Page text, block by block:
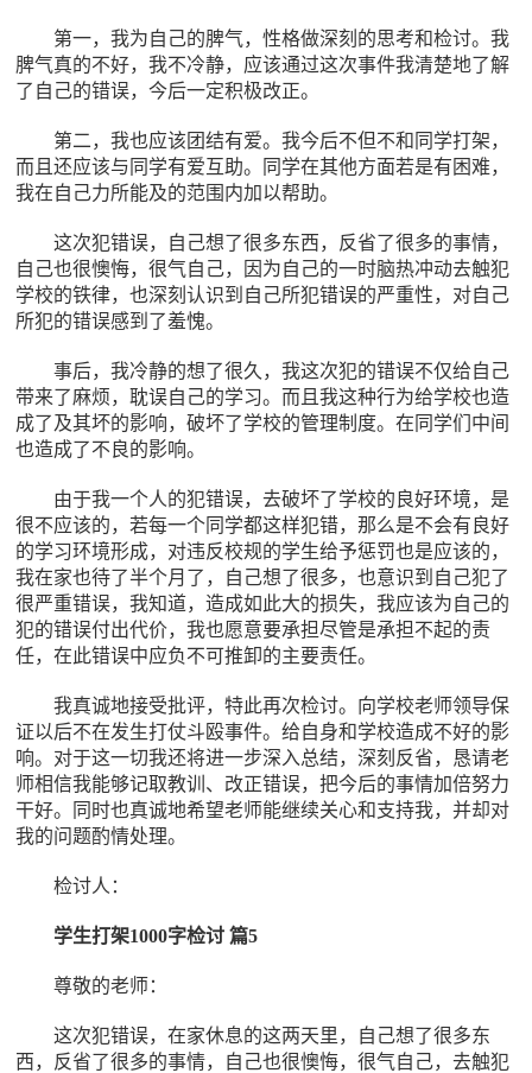
第一，我为自己的脾气，性格做深刻的思考和检讨。我
脾气真的不好，我不冷静，应该通过这次事件我清楚地了解
了自己的错误，今后一定积极改正。
第二，我也应该团结有爱。我今后不但不和同学打架，
而且还应该与同学有爱互助。同学在其他方面若是有困难，
我在自己力所能及的范围内加以帮助。
这次犯错误，自己想了很多东西，反省了很多的事情，
自己也很懊悔，很气自己，因为自己的一时脑热冲动去触犯
学校的铁律，也深刻认识到自己所犯错误的严重性，对自己
所犯的错误感到了羞愧。
事后，我冷静的想了很久，我这次犯的错误不仅给自己
带来了麻烦，耽误自己的学习。而且我这种行为给学校也造
成了及其坏的影响，破坏了学校的管理制度。在同学们中间
也造成了不良的影响。
由于我一个人的犯错误，去破坏了学校的良好环境，是
很不应该的，若每一个同学都这样犯错，那么是不会有良好
的学习环境形成，对违反校规的学生给予惩罚也是应该的，
我在家也待了半个月了，自己想了很多，也意识到自己犯了
很严重错误，我知道，造成如此大的损失，我应该为自己的
犯的错误付出代价，我也愿意要承担尽管是承担不起的责
任，在此错误中应负不可推卸的主要责任。
我真诚地接受批评，特此再次检讨。向学校老师领导保
证以后不在发生打仗斗殴事件。给自身和学校造成不好的影
响。对于这一切我还将进一步深入总结，深刻反省，恳请老
师相信我能够记取教训、改正错误，把今后的事情加倍努力
干好。同时也真诚地希望老师能继续关心和支持我，并却对
我的问题酌情处理。
检讨人：
学生打架1000字检讨 篇5
尊敬的老师：
这次犯错误，在家休息的这两天里，自己想了很多东
西，反省了很多的事情，自己也很懊悔，很气自己，去触犯